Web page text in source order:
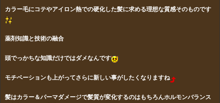
カラー毛にコテやアイロン熱での硬化した髪に求める理想な質感そのものです
薬剤知識と技術の融合
頭でっかちな知識だけではダメなんです
モチベーションも上がってさらに新しい事がしたくなりますね
髪はカラー＆パーマダメージで髪質が変化するのはもちろんホルモンバランス